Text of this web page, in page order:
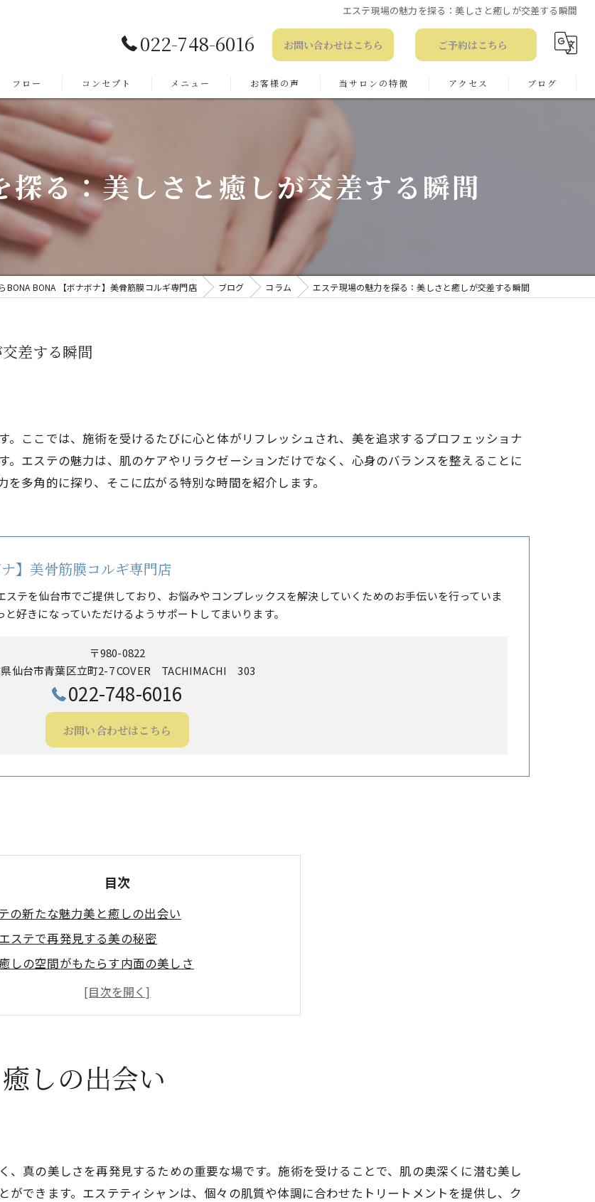
エステ現場の魅力を探る：美しさと癒しが交差する瞬間
022-748-6016 お問い合わせはこちら ご予約はこちら
フロー コンセプト メニュー お客様の声 当サロンの特徴
フェイシャル
ピーリング
アクセス ブログ
探る：美しさと癒しが交差する瞬間
BONA BONA 【ボナボナ】美骨筋膜コルギ専門店 ブログ コラム エステ現場の魅力を探る：美しさと癒しが交差する瞬間
差する瞬間
ここでは、施術を受けるたびに心と体がリフレッシュされ、美を追求するプロフェッショナ
エステの魅力は、肌のケアやリラクゼーションだけでなく、心身のバランスを整えることに
多角的に探り、そこに広がる特別な時間を紹介します。
】美骨筋膜コルギ専門店
ステを仙台市でご提供しており、お悩みやコンプレックスを解決していくためのお手伝いを行っていま
好きになっていただけるようサポートしてまいります。
〒980-0822
仙台市青葉区立町2-7 COVER TACHIMACHI 303
022-748-6016
お問い合わせはこちら
目次
の新たな魅力美と癒しの出会い
エステで再発見する美の秘密
しの空間がもたらす内面の美しさ
最新技術が生むエステの新しい魅力
感を研ぎ澄ますエステの体験
プロフェッショナルが提案する美と癒しの融合
語るエステ現場の裏側とは
最高の施術を生むプロの技術
エステにおけるカスタムケアの重要性
しの出会い
真の美しさを再発見するための重要な場です。施術を受けることで、肌の奥深くに潜む美し
できます。エステティシャンは、個々の肌質や体調に合わせたトリートメントを提供し、ク